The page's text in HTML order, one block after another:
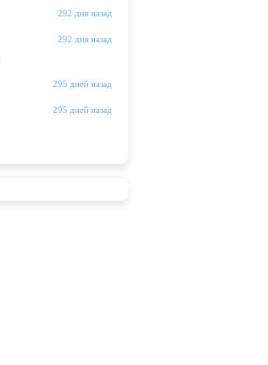
292 дня назад
292 дня назад
295 дней назад
295 дней назад